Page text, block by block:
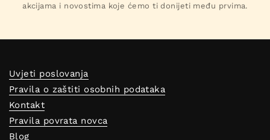
akcijama i novostima koje ćemo ti donijeti među prvima.
Uvjeti poslovanja
Pravila o zaštiti osobnih podataka
Kontakt
Pravila povrata novca
Blog